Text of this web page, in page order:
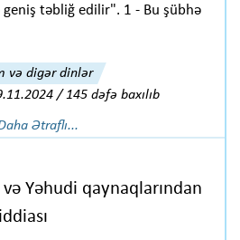
təbliğ edilir". 1 - Bu şübhə
və digər dinlər
/ 145 dəfə baxılıb
Ətraflı...
Yəhudi qaynaqlarından